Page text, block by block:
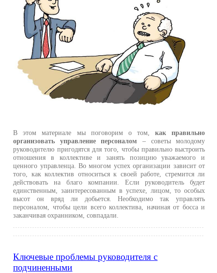
В этом материале мы поговорим о том,как правильно
организовать управление персоналом – советы молодому
руководителю пригодятся для того, чтобы правильно выстроить
отношения в коллективе и занять позицию уважаемого и
ценного управленца. Во многом успех организации зависит от
того, как коллектив относиться к своей работе, стремится ли
действовать на благо компании. Если руководитель будет
единственным, заинтересованным в успехе, лицом, то особых
высот он вряд ли добьется. Необходимо так управлять
персоналом, чтобы цели всего коллектива, начиная от босса и
заканчивая охранником, совпадали.
Ключевые проблемы руководителя с
подчиненными